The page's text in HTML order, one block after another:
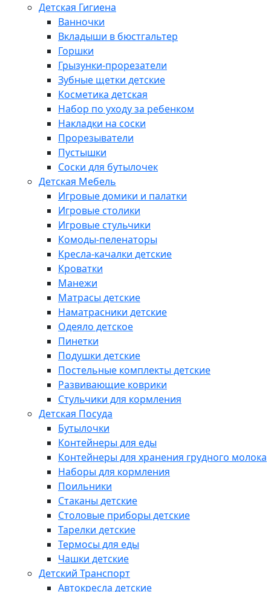
Детская Гигиена
Ванночки
Вкладыши в бюстгальтер
Горшки
Грызунки-прорезатели
Зубные щетки детские
Косметика детская
Набор по уходу за ребенком
Накладки на соски
Прорезыватели
Пустышки
Соски для бутылочек
Детская Мебель
Игровые домики и палатки
Игровые столики
Игровые стульчики
Комоды-пеленаторы
Кресла-качалки детские
Кроватки
Манежи
Матрасы детские
Наматрасники детские
Одеяло детское
Пинетки
Подушки детские
Постельные комплекты детские
Развивающие коврики
Стульчики для кормления
Детская Посуда
Бутылочки
Контейнеры для еды
Контейнеры для хранения грудного молока
Наборы для кормления
Поильники
Стаканы детские
Столовые приборы детские
Тарелки детские
Термосы для еды
Чашки детские
Детский Транспорт
Автокресла детские